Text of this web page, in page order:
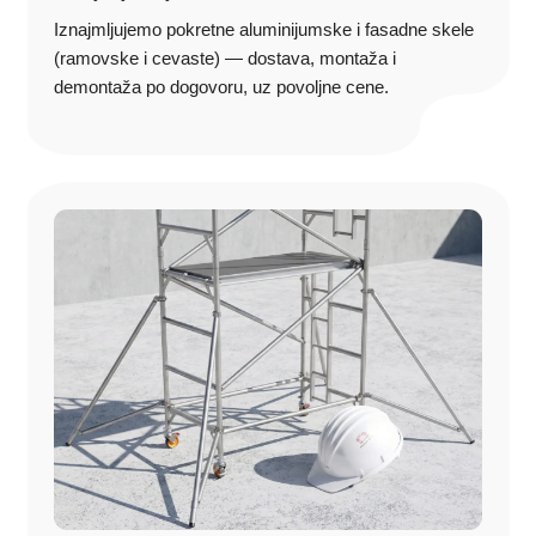
Kako da nas kontaktirate?
Ukoliko imate dodatna pitanja ili želite da iznajmite pokretnu ili
Iznajmljujemo pokretne aluminijumske i fasadne skele
(ramovske i cevaste) — dostava, montaža i
demontaža po dogovoru, uz povoljne cene.